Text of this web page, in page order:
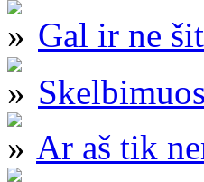
Gal ir ne
Ar aš tik